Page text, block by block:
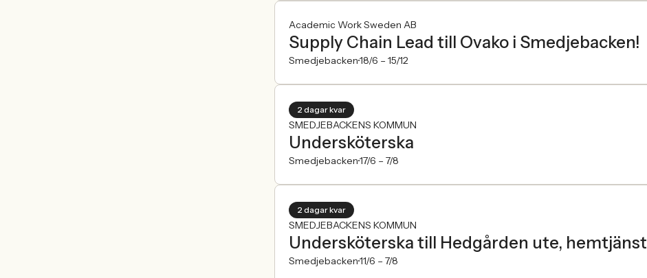
Academic Work Sweden AB
Supply Chain Lead till Ovako i Smedjebacken!
Smedjebacken18/6 – 15/12
2 dagar kvar
SMEDJEBACKENS KOMMUN
Undersköterska
Smedjebacken17/6 – 7/8
2 dagar kvar
SMEDJEBACKENS KOMMUN
Undersköterska till Hedgården ute, hemtjänst
Smedjebacken11/6 – 7/8